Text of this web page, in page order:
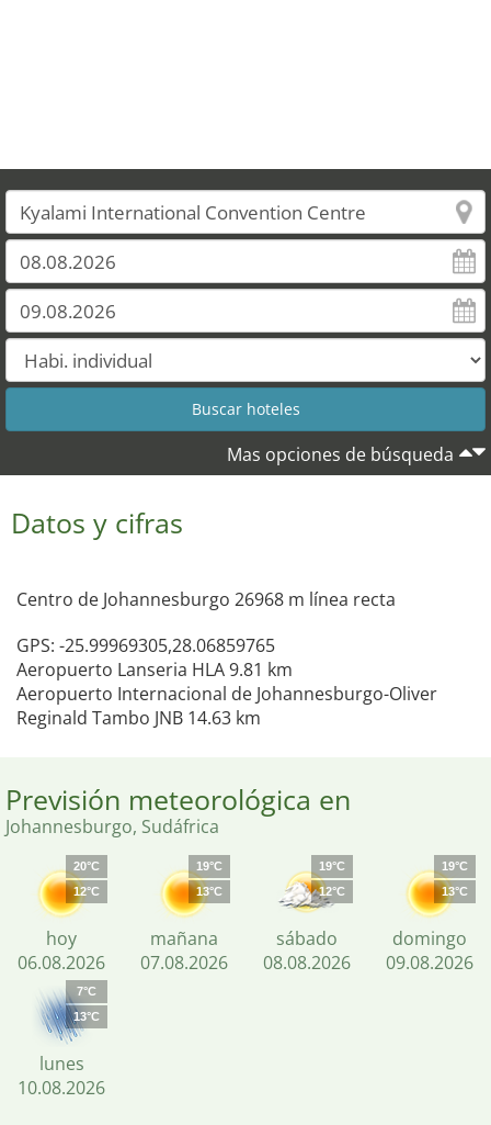
Mas opciones de búsqueda
Datos y cifras
Centro de Johannesburgo 26968 m línea recta
GPS: -25.99969305,28.06859765
Aeropuerto Lanseria HLA 9.81 km
Aeropuerto Internacional de Johannesburgo-Oliver
Reginald Tambo JNB 14.63 km
Previsión meteorológica en
Johannesburgo, Sudáfrica
20°C
12°C
hoy
06.08.2026
19°C
13°C
mañana
07.08.2026
19°C
12°C
sábado
08.08.2026
19°C
13°C
domingo
09.08.2026
7°C
13°C
lunes
10.08.2026